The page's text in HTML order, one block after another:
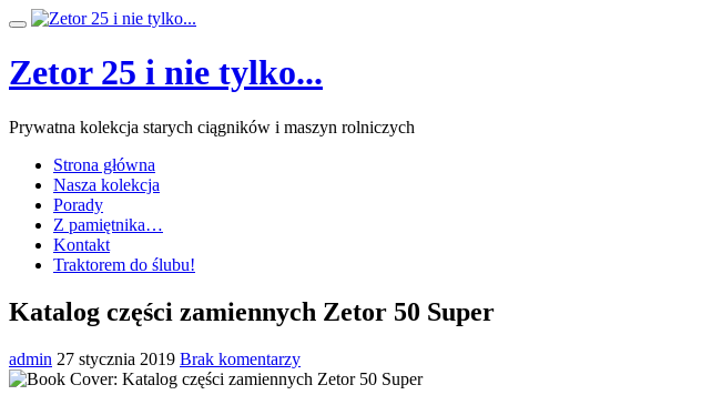
Przeskocz
treści
Przełącz
Zetor 25 i nie tylko...
Prywatna kolekcja starych ciągników i maszyn rolniczych
Strona główna
Nasza kolekcja
Porady
Z pamiętnika…
Kontakt
Traktorem do ślubu!
Katalog części zamiennych Zetor 50 Super
admin 27 stycznia 2019 Brak komentarzy